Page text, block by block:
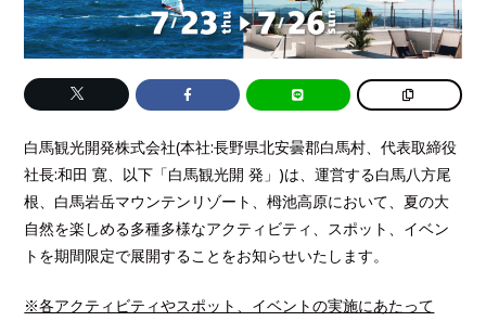
白馬観光開発株式会社(本社:⻑野県北安曇郡白馬村、代表取締役
社⻑:和田 寛、以下「白馬観光開 発」)は、運営する白馬八方尾
根、白馬岩岳マウンテンリゾート、栂池高原において、夏の大
自然を楽しめる多種多様なアクティビティ、スポット、イベン
トを期間限定で展開することをお知らせいたします。
※各アクティビティやスポット、イベントの実施にあたって